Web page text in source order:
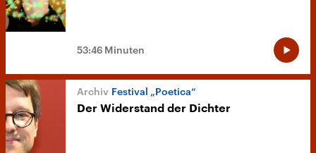
53:46 Minuten
Festival „Poetica“
Der Widerstand der Dichter